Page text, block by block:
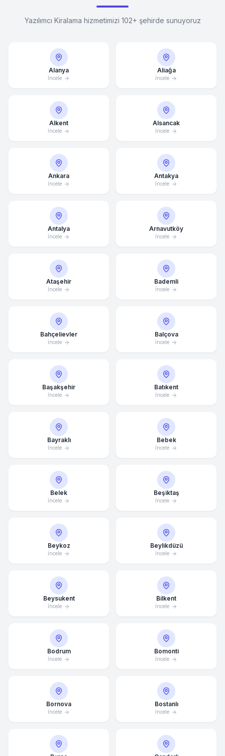
Yazılımcı Kiralama hizmetimizi 102+ şehirde sunuyoruz
Alanya
İncele
Aliağa
İncele
Alkent
İncele
Alsancak
İncele
Ankara
İncele
Antakya
İncele
Antalya
İncele
Arnavutköy
İncele
Ataşehir
İncele
Bademli
İncele
Bahçelievler
İncele
Balçova
İncele
Başakşehir
İncele
Batıkent
İncele
Bayraklı
İncele
Bebek
İncele
Belek
İncele
Beşiktaş
İncele
Beykoz
İncele
Beylikdüzü
İncele
Beysukent
İncele
Bilkent
İncele
Bodrum
İncele
Bomonti
İncele
Bornova
İncele
Bostanlı
İncele